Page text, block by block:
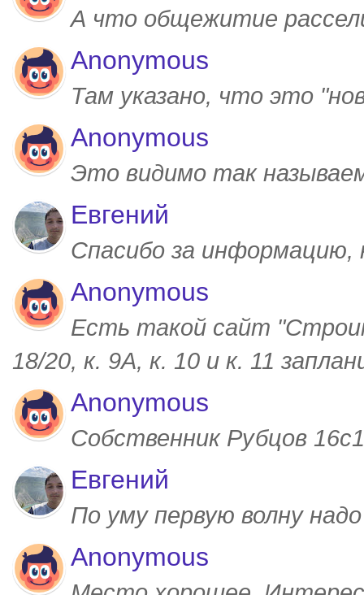
А что общежитие
Anonymous
Там указано, что это
Anonymous
Это видимо так
Евгений
Спасибо за
Anonymous
Есть такой сайт
18/20, к. 9А, к. 10 и к. 11
Anonymous
Собственник Рубцов
Евгений
По уму первую волну
Anonymous